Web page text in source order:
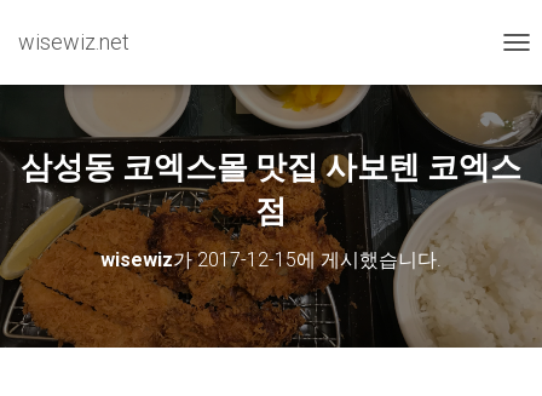
wisewiz.net
삼성동 코엑스몰 맛집 사보텐 코엑스
점
wisewiz가2017-12-15에 게시했습니다.